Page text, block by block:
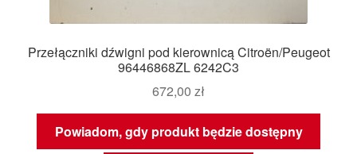
Przełączniki dźwigni pod kierownicą Citroën/Peugeot
96446868ZL 6242C3
672,00 zł
Powiadom, gdy produkt będzie dostępny